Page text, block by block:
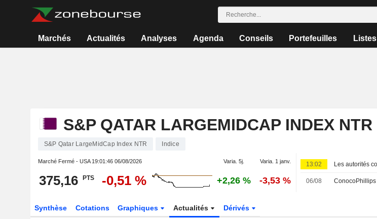
Marchés Actualités Analyses Agenda Conseils Portefeuilles Listes
S&P QATAR LARGEMIDCAP INDEX NTR
S&P Qatar LargeMidCap Index NTR Indice
Marché Fermé - USA 19:01:46 06/08/2026 Varia. 5j. Varia. 1 janv.
375,16 PTS -0,51 % +2,26 % -3,53 %
13:02
06/08
Synthèse Cotations Graphiques Actualités Dérivés